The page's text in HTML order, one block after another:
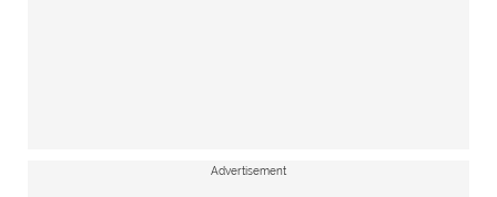
Advertisement